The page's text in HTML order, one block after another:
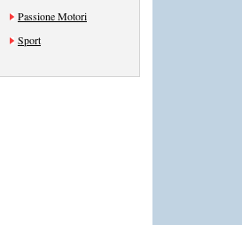
Passione Motori
Sport